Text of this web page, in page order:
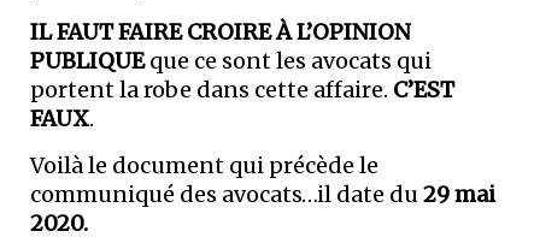
IL FAUT FAIRE CROIRE À L’OPINION
PUBLIQUEque ce sont les avocats qui
portent la robe dans cette affaire. C’EST
FAUX.
Voilà le document qui précède le
communiqué des avocats…il date du29 mai
2020.